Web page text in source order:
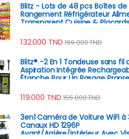
Blitz - Lots de 48 pcs Boîtes de
Rangement Réfrigérateur
Transparent Cuisine &
132.000 TND 199.000TND
Blitz® -2 En 1 Tondeuse sans fil
Aspiration Intégrée
Étanche Pour Un Rasage
119.000 TND 155.000TND
3en1 Caméra de Voiture WiFi à
Canaux HD 1296P
Avant/Arrière/Intérieur Avec